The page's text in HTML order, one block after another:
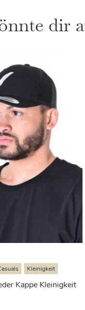
dir
Kleinigkeit
Kappe Kleinigkeit